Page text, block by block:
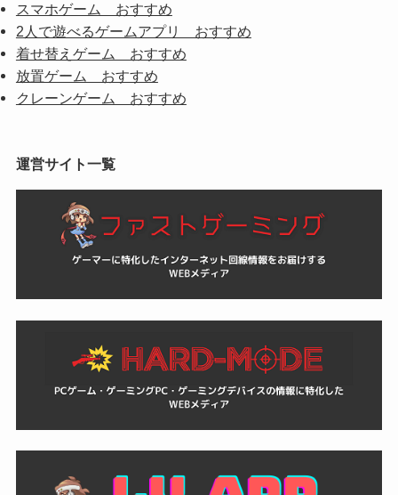
スマホゲーム おすすめ
2人で遊べるゲームアプリ おすすめ
着せ替えゲーム おすすめ
放置ゲーム おすすめ
クレーンゲーム おすすめ
運営サイト一覧